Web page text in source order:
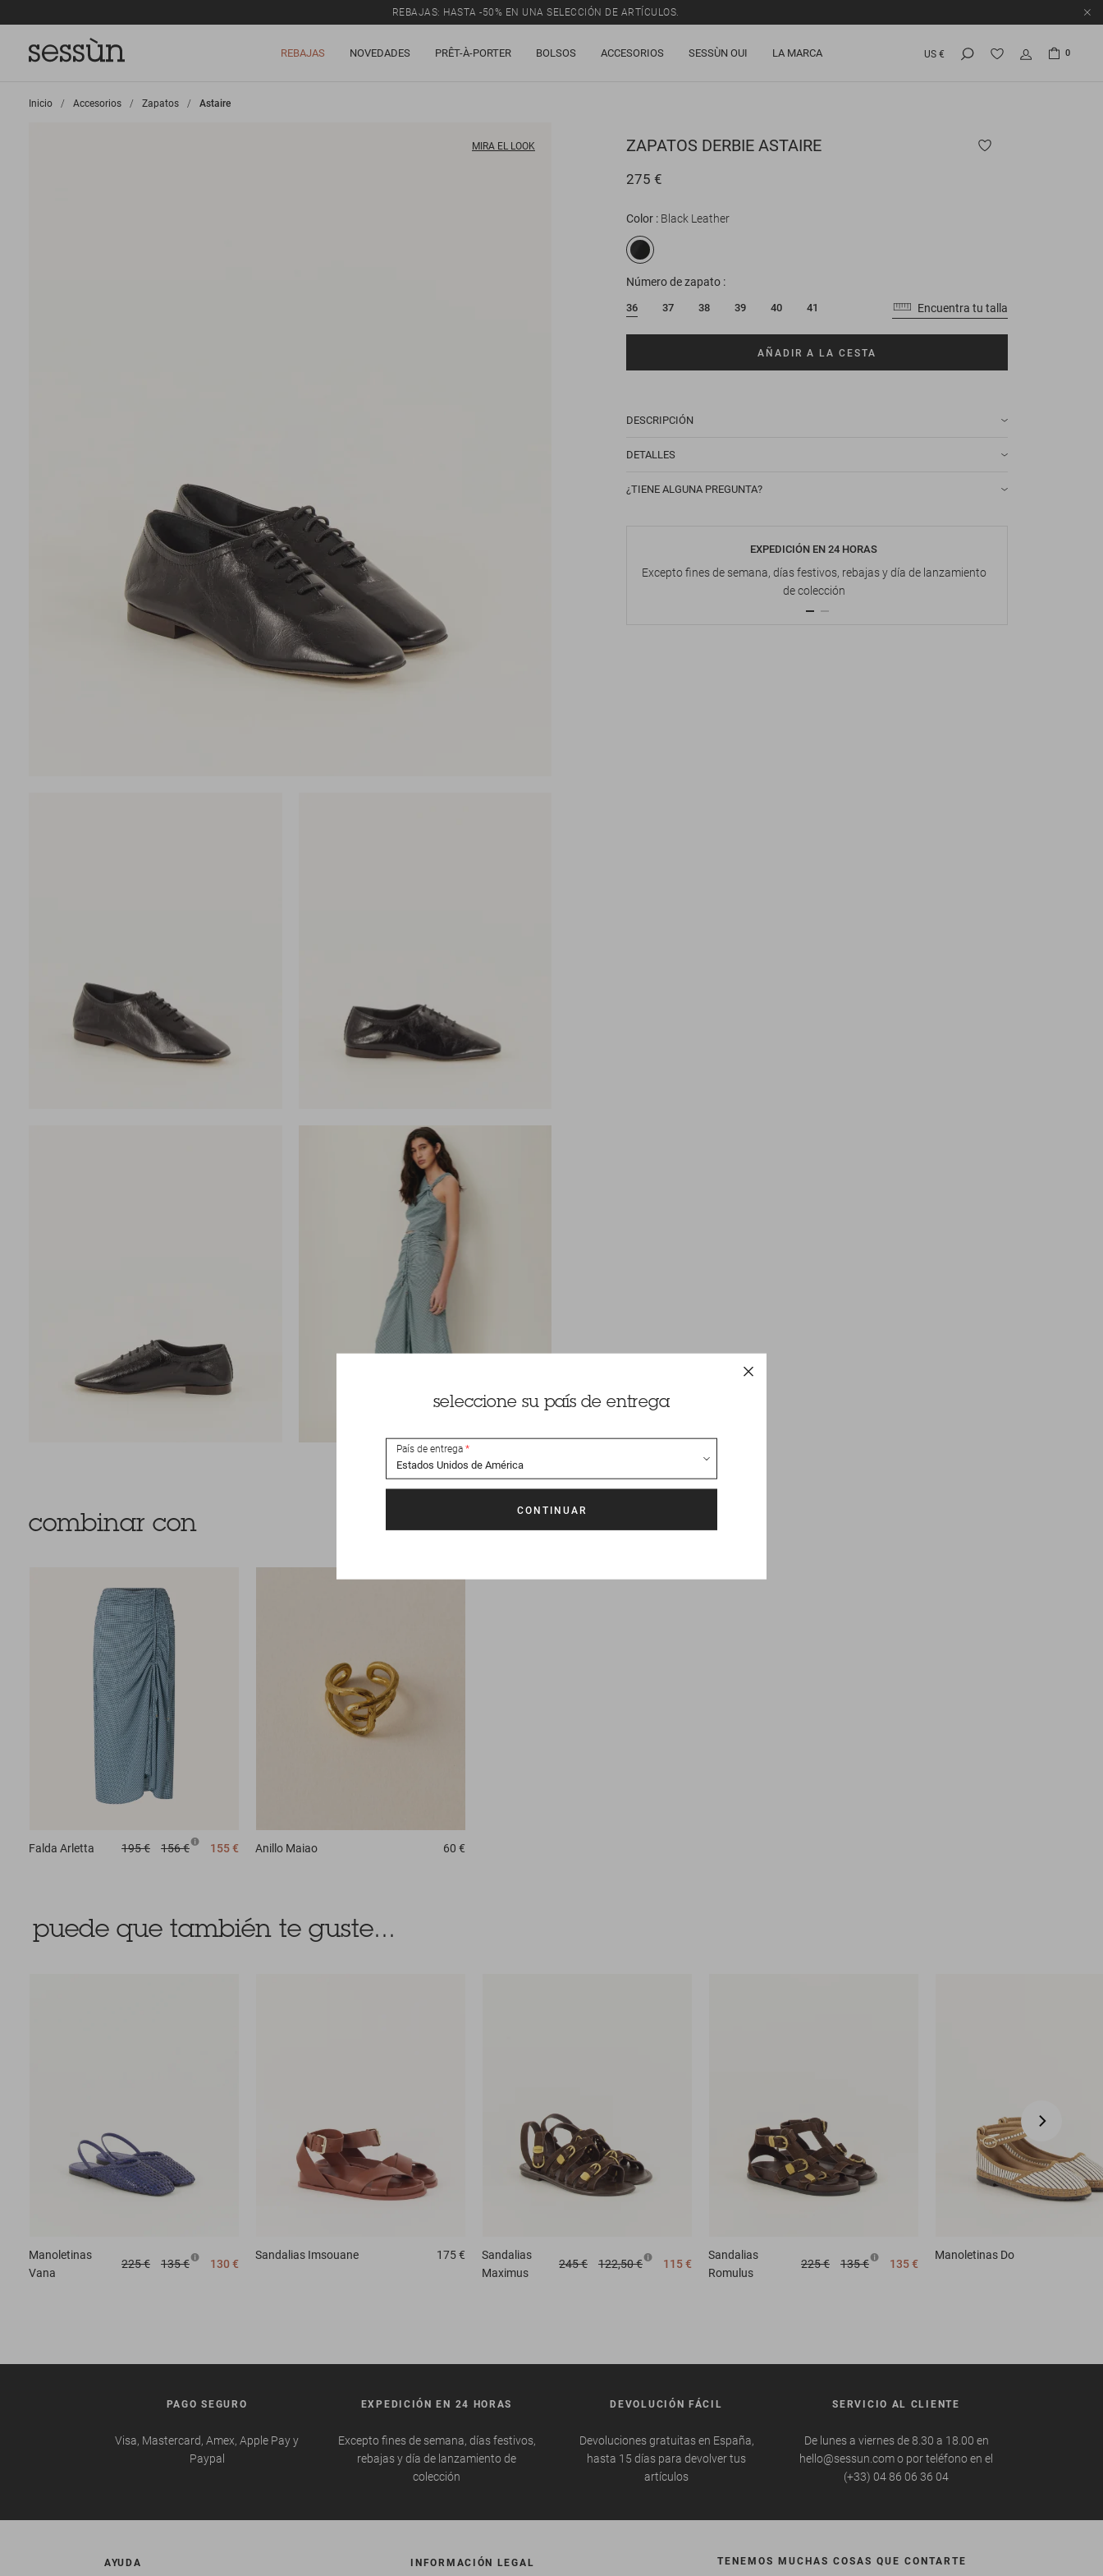
REBAJAS: HASTA -50% EN UNA SELECCIÓN DE ARTÍCULOS.
REBAJAS NOVEDADES PRÊT-À-PORTER BOLSOS ACCESORIOS SESSÙN OUI LA MARCA US € 0
Inicio >
Accesorios >
Zapatos >
Astaire
MIRA EL LOOK ZAPATOS DERBIE ASTAIRE
275 €
Color Black Leather
Número de zapato
36 37 38 39 40 41 Encuentra tu talla
AÑADIR A LA CESTA
DESCRIPCIÓN
DETALLES
¿TIENE ALGUNA PREGUNTA?
EXPEDICIÓN EN 24 HORAS
Excepto fines de semana, días festivos, rebajas y día de lanzamiento
de colección
combinar con
Falda Arletta 195 € 156 € 155 € Anillo Maiao 60 €
puede que también te guste...
Manoletinas
Vana
225 € 135 € 130 €
Sandalias Imsouane 175 €
Sandalias
Maximus
245 € 122,50 € 115 €
Sandalias
Romulus
225 € 135 € 135 €
Manoletinas Do
PAGO SEGURO
Visa, Mastercard, Amex, Apple Pay y
Paypal
EXPEDICIÓN EN 24 HORAS
Excepto fines de semana, días festivos,
rebajas y día de lanzamiento de
colección
DEVOLUCIÓN FÁCIL
Devoluciones gratuitas en España,
hasta 15 días para devolver tus
artículos
SERVICIO AL CLIENTE
De lunes a viernes de 8.30 a 18.00 en
hello@sessun.com o por teléfono en el
(+33) 04 86 06 36 04
AYUDA INFORMACIÓN LEGAL TENEMOS MUCHAS COSAS QUE CONTARTE
seleccione su país de entrega
País de entrega